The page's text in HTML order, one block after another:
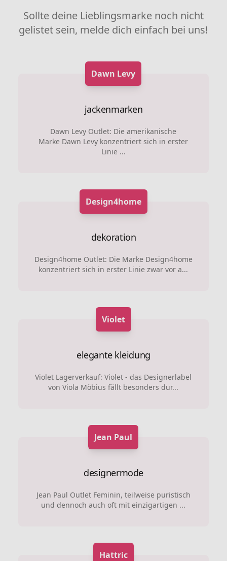
Sollte deine Lieblingsmarke noch nicht
gelistet sein, melde dich einfach bei uns!
Dawn Levy
jackenmarken
Dawn Levy Outlet: Die amerikanische
Marke Dawn Levy konzentriert sich in erster
Linie ...
Design4home
dekoration
Design4home Outlet: Die Marke Design4home
konzentriert sich in erster Linie zwar vor a...
Violet
elegante kleidung
Violet Lagerverkauf: Violet - das Designerlabel
von Viola Möbius fällt besonders dur...
Jean Paul
designermode
Jean Paul Outlet Feminin, teilweise puristisch
und dennoch auch oft mit einzigartigen ...
Hattric